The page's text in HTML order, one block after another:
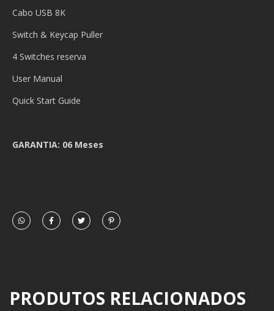
Cabo USB 8K
Switch & Keycap Puller
4 Switches reserva
User Manual
Quick Start Guide
GARANTIA: 06 Meses
PRODUTOS RELACIONADOS